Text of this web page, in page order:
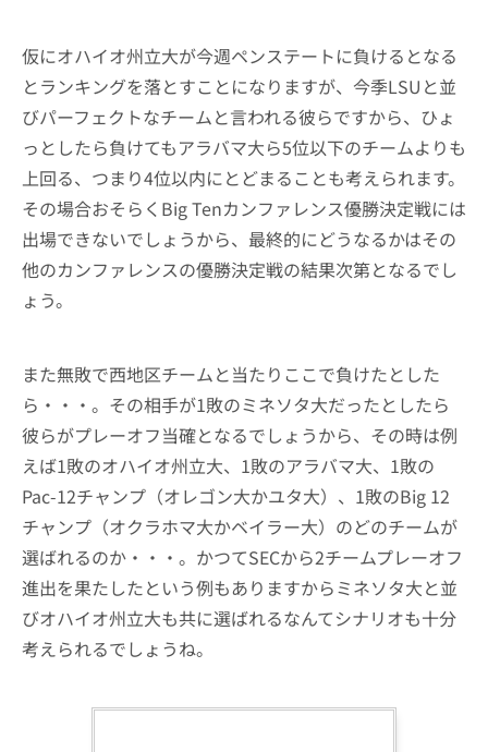
仮にオハイオ州立大が今週ペンステートに負けるとなる
とランキングを落とすことになりますが、今季LSUと並
びパーフェクトなチームと言われる彼らですから、ひょ
っとしたら負けてもアラバマ大ら5位以下のチームよりも
上回る、つまり4位以内にとどまることも考えられます。
その場合おそらくBig Tenカンファレンス優勝決定戦には
出場できないでしょうから、最終的にどうなるかはその
他のカンファレンスの優勝決定戦の結果次第となるでし
ょう。
また無敗で西地区チームと当たりここで負けたとした
ら・・・。その相手が1敗のミネソタ大だったとしたら
彼らがプレーオフ当確となるでしょうから、その時は例
えば1敗のオハイオ州立大、1敗のアラバマ大、1敗の
Pac-12チャンプ（オレゴン大かユタ大）、1敗のBig 12
チャンプ（オクラホマ大かベイラー大）のどのチームが
選ばれるのか・・・。かつてSECから2チームプレーオフ
進出を果たしたという例もありますからミネソタ大と並
びオハイオ州立大も共に選ばれるなんてシナリオも十分
考えられるでしょうね。